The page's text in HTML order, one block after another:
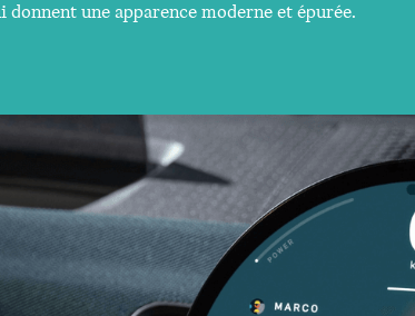
donnent une apparence moderne et épurée.